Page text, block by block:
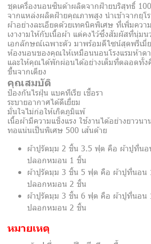
ชุดเครื่องนอนซินด้าผลิตจากฝ้ายบริสุทธิ์
จากแหล่งผลิตฝ้ายคุณภาพสูง นำเข้าจากยุโ
ผ้าอย่างละเอียดด้วยเทคนิคพิเศษ ที่เพิ่มควา
เงางามให้กับเนื้อผ้า แต่คงไว้ซึ่งสัมผัสที่นุ่ม
เอกลักษณ์เฉพาะตัว มาพร้อมดีไซน์สุดพรีเมี่
ห้องนอนของคุณให้เหมือนนอนโรงแรมห้าด
และให้คุณได้พักผ่อนได้อย่างเต็มที่ตลอดทั้ง
ขึ้นจากเตียง
คุณสมบัติ
ป้องกันไรฝุ่น แบคทีเรีย เชื้อรา
ระบายอากาศได้ดีเยี่ยม
มั่นใจไม่ก่อให้เกิดภูมิแพ้
เนื้อผ้ามีความแข็งแรง ใช้งานได้อย่างยาวนา
ทอแน่นเป็นพิเศษ 500 เส้นด้าย
ผ้าปูรัดมุม 2 ชิ้น 3.5 ฟุต คือ ผ้าปูที่น
ปลอกหมอน 1 ชิ้น
ผ้าปูรัดมุม 3 ชิ้น 5 ฟุต คือ ผ้าปูที่นอน
ปลอกหมอน 2 ชิ้น
ผ้าปูรัดมุม 3 ชิ้น 6 ฟุต คือ ผ้าปูที่นอน
ปลอกหมอน 2 ชิ้น
หมายเหตุ